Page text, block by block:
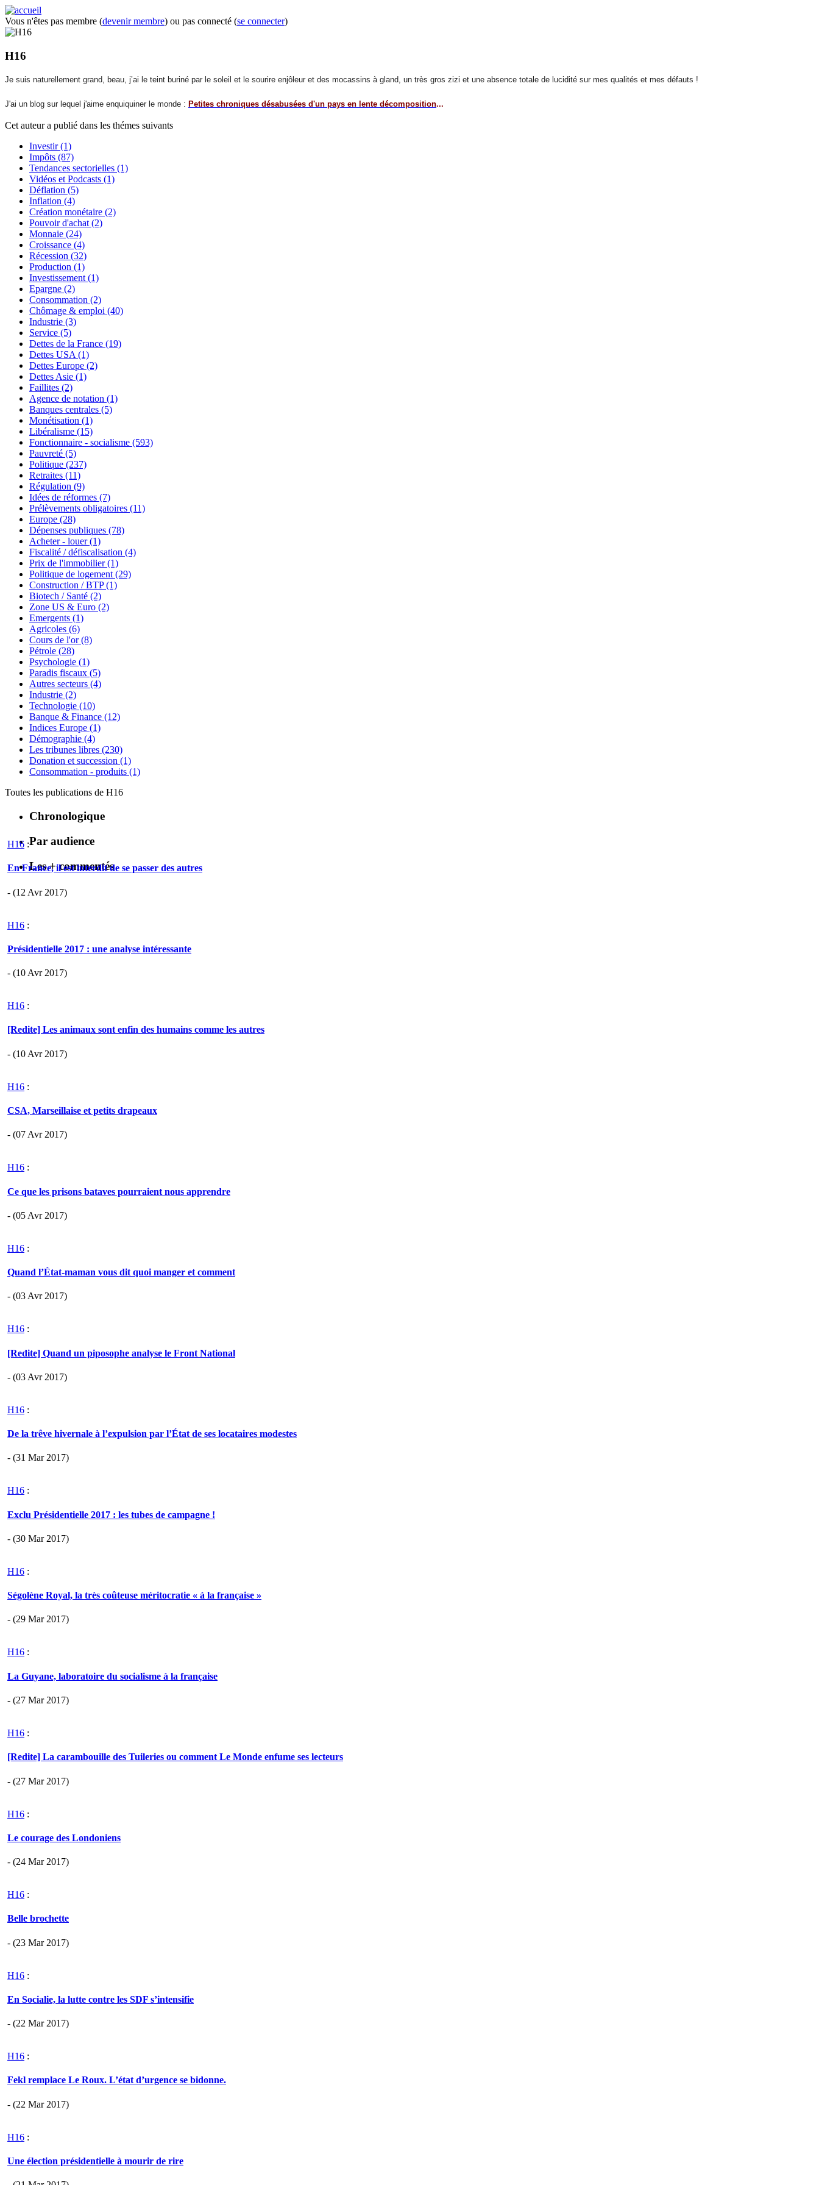
Vous n'êtes pas membre (devenir membre) ou pas connecté (se connecter)
H16
Je suis naturellement grand, beau, j’ai le teint buriné par le soleil et le sourire enjôleur et des mocassins à gland, un très gros zizi et une absence totale de lucidité sur mes qualités et mes défauts !
J'ai un blog sur lequel j'aime enquiquiner le monde : Petites chroniques désabusées d'un pays en lente décomposition...
Cet auteur a publié dans les thémes suivants
Investir(1)
Impôts (87)
Tendances sectorielles (1)
Vidéos et Podcasts (1)
Déflation (5)
Inflation (4)
Création monétaire (2)
Pouvoir d'achat(2)
Monnaie (24)
Croissance (4)
Récession (32)
Production (1)
Investissement(1)
Epargne (2)
Consommation (2)
Chômage & emploi (40)
Industrie (3)
Service (5)
Dettes de la France (19)
Dettes USA(1)
Dettes Europe (2)
Dettes Asie (1)
Faillites (2)
Agence de notation (1)
Banques centrales (5)
Monétisation (1)
Libéralisme (15)
Fonctionnaire - socialisme (593)
Pauvreté (5)
Politique (237)
Retraites (11)
Régulation (9)
Idées de réformes (7)
Prélèvements obligatoires (11)
Europe (28)
Dépenses publiques (78)
Acheter - louer(1)
Fiscalité / défiscalisation (4)
Prix de l'immobilier(1)
Politique de logement(29)
Construction / BTP(1)
Biotech / Santé (2)
Zone US & Euro (2)
Emergents (1)
Agricoles (6)
Cours de l'or(8)
Pétrole (28)
Psychologie (1)
Paradis fiscaux (5)
Autres secteurs (4)
Industrie (2)
Technologie (10)
Banque & Finance (12)
Indices Europe (1)
Démographie (4)
Les tribunes libres (230)
Donation et succession (1)
Consommation - produits (1)
Toutes les publications de H16
Chronologique
Par audience
Les + commentés
H16 :
En France, il est interdit de se passer des autres
- (12 Avr 2017)
H16 :
Présidentielle 2017 : une analyse intéressante
- (10 Avr 2017)
H16 :
[Redite] Les animaux sont enfin des humains comme les autres
- (10 Avr 2017)
H16 :
CSA, Marseillaise et petits drapeaux
- (07 Avr 2017)
H16 :
Ce que les prisons bataves pourraient nous apprendre
- (05 Avr 2017)
H16 :
Quand l’État-maman vous dit quoi manger et comment
- (03 Avr 2017)
H16 :
[Redite] Quand un piposophe analyse le Front National
- (03 Avr 2017)
H16 :
De la trêve hivernale à l’expulsion par l’État de ses locataires modestes
- (31 Mar 2017)
H16 :
Exclu Présidentielle 2017 : les tubes de campagne !
- (30 Mar 2017)
H16 :
Ségolène Royal, la très coûteuse méritocratie « à la française »
- (29 Mar 2017)
H16 :
La Guyane, laboratoire du socialisme à la française
- (27 Mar 2017)
H16 :
[Redite] La carambouille des Tuileries ou comment Le Monde enfume ses lecteurs
- (27 Mar 2017)
H16 :
Le courage des Londoniens
- (24 Mar 2017)
H16 :
Belle brochette
- (23 Mar 2017)
H16 :
En Socialie, la lutte contre les SDF s’intensifie
- (22 Mar 2017)
H16 :
Fekl remplace Le Roux. L’état d’urgence se bidonne.
- (22 Mar 2017)
H16 :
Une élection présidentielle à mourir de rire